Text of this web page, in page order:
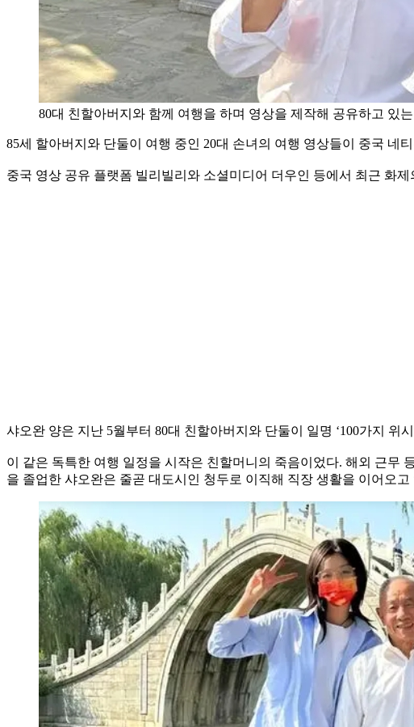
80대 친할아버지와 함께 여행을 하며 영상을 제작해 공유하고 있
85세 할아버지와 단둘이 여행 중인 20대 손녀의 여행 영상들이 중국 네
중국 영상 공유 플랫폼 빌리빌리와 소셜미디어 더우인 등에서 최근 화
샤오완 양은 지난 5월부터 80대 친할아버지와 단둘이 일명 ‘100가지
이 같은 독특한 여행 일정을 시작은 친할머니의 죽음이었다. 해외 근무
을 졸업한 샤오완은 줄곧 대도시인 청두로 이직해 직장 생활을 이어오고